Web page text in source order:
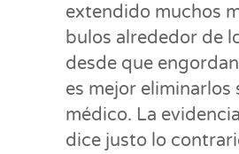
extendido muchos
bulos alrededor de
desde que
es mejor eliminarlos
médico. La
dice justo lo